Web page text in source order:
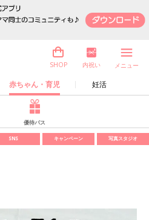
赤ちゃん・育児 妊活
SHOP 内祝い メニュー
優待パス
SNS キャンペーン 写真スタジオ